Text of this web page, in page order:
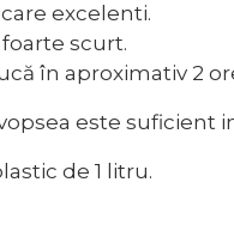
excelenti.
scurt.
în aproximativ 2
este suficient
de 1 litru.